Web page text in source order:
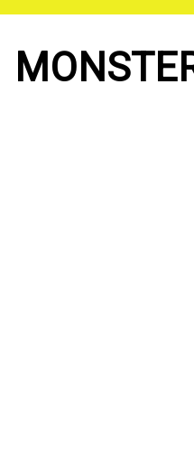
Saltar
contenido